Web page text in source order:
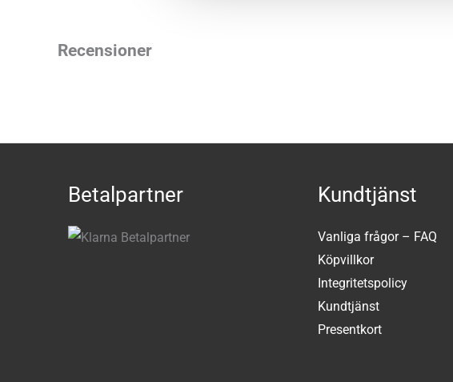
Recensioner
Betalpartner Kundtjänst
Vanliga frågor – FAQ
Köpvillkor
Integritetspolicy
Kundtjänst
Presentkort